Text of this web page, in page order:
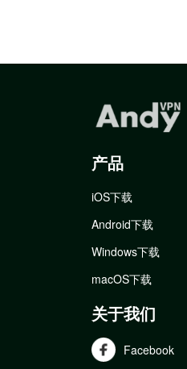
产品
iOS下载
Android下载
Windows下载
macOS下载
关于我们
Facebook